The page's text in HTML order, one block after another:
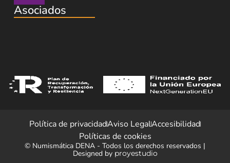
Asociados
Política de privacidadAviso LegalAccesibilidad
Políticas de cookies
© Numismática DENA - Todos los derechos reservados |
Designed by proyestudio